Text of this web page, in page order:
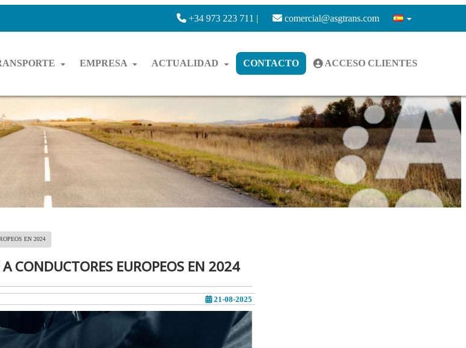
+34 973 223 711 | comercial@asgtrans.com
EMPRESA ACTUALIDAD CONTACTO ACCESO CLIENTES
EN 2024
CONDUCTORES EUROPEOS EN 2024
21-08-2025